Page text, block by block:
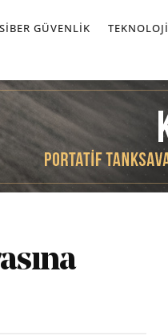
SIBER GÜVENLIK TEKNOLOJI